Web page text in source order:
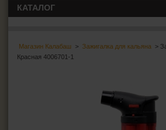
Магазин Калабаш > Зажигалка для кальяна
>
Красная 4006701-1
КАТАЛОГ
СИГАРЫ, СИГАРИЛЛЫ И
ЗАЖИГАЛКИ